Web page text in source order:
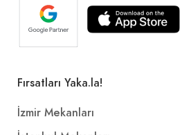
Fırsatları Yaka.la!
İzmir Mekanları